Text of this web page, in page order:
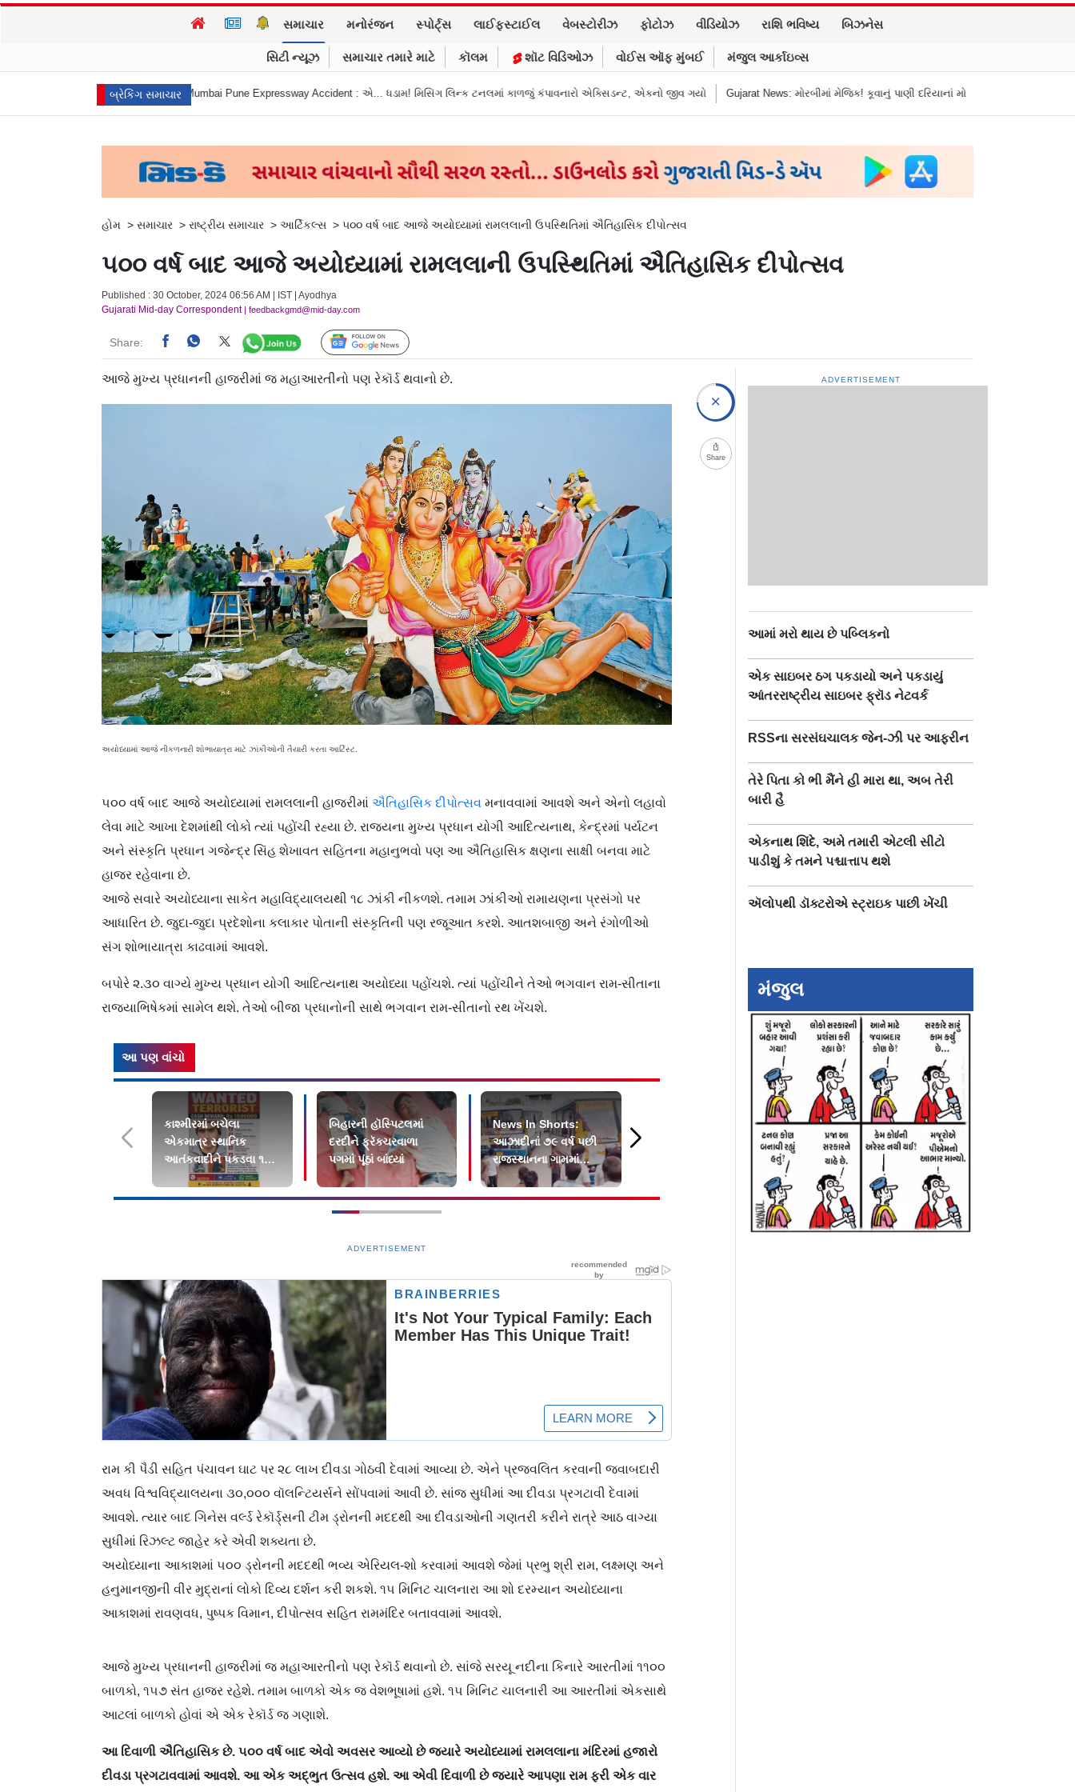
સમાચાર મનોરંજન સ્પોર્ટ્સ લાઈફસ્ટાઈલ વેબસ્ટોરીઝ ફોટોઝ વીડિયોઝ રાશિ ભવિષ્ય બિઝનેસ
સિટી ન્યૂઝ સમાચાર તમારે માટે કૉલમ શૉટ વિડિઓઝ વોઈસ ઑફ મુંબઈ મંજુલ આર્કાઇવ્સ
બ્રેકિંગ સમાચાર
Mumbai Pune Expressway Accident : એ... ધડામ! મિસિંગ લિન્ક ટનલમાં કાળજું કંપાવનારો એક્સિડન્ટ, એકનો જીવ ગયો Gujarat News: મોરબીમાં મેજિક! કૂવાનું પાણી દરિયાનાં મોજાંની જેમ ઊછળવા લાગ્યું, શું કહે છે નિષ્ણાતો?
હોમ > સમાચાર > રાષ્ટ્રીય સમાચાર > આર્ટિકલ્સ > ૫૦૦ વર્ષ બાદ આજે અયોધ્યામાં રામલલાની ઉપસ્થિતિમાં ઐતિહાસિક દીપોત્સવ
૫૦૦ વર્ષ બાદ આજે અયોધ્યામાં રામલલાની ઉપસ્થિતિમાં ઐતિહાસિક દીપોત્સવ
Published : 30 October, 2024 06:56 AM | IST | Ayodhya
Gujarati Mid-day Correspondent| feedbackgmd@mid-day.com
Share: Follow Us
આજે મુખ્ય પ્રધાનની હાજરીમાં જ મહાઆરતીનો પણ રેકૉર્ડ થવાનો છે.
અયોધ્યામાં આજે નીકળનારી શોભાયાત્રા માટે ઝાંકીઓની તૈયારી કરતા આર્ટિસ્ટ.
૫૦૦ વર્ષ બાદ આજે અયોધ્યામાં રામલલાની હાજરીમાં ઐતિહાસિક દીપોત્સવ મનાવવામાં આવશે અને એનો લહાવો
લેવા માટે આખા દેશમાંથી લોકો ત્યાં પહોંચી રહ્યા છે. રાજ્યના મુખ્ય પ્રધાન યોગી આદિત્યનાથ, કેન્દ્રમાં પર્યટન
અને સંસ્કૃતિ પ્રધાન ગજેન્દ્ર સિંહ શેખાવત સહિતના મહાનુભવો પણ આ ઐતિહાસિક ક્ષણના સાક્ષી બનવા માટે
હાજર રહેવાના છે.
આજે સવારે અયોધ્યાના સાકેત મહાવિદ્યાલયથી ૧૮ ઝાંકી નીકળશે. તમામ ઝાંકીઓ રામાયણના પ્રસંગો પર
આધારિત છે. જુદા-જુદા પ્રદેશોના કલાકાર પોતાની સંસ્કૃતિની પણ રજૂઆત કરશે. આતશબાજી અને રંગોળીઓ
સંગ શોભાયાત્રા કાઢવામાં આવશે.
બપોરે ૨.૩૦ વાગ્યે મુખ્ય પ્રધાન યોગી આદિત્યનાથ અયોધ્યા પહોંચશે. ત્યાં પહોંચીને તેઓ ભગવાન રામ-સીતાના
રાજ્યાભિષેકમાં સામેલ થશે. તેઓ બીજા પ્રધાનોની સાથે ભગવાન રામ-સીતાનો રથ ખેંચશે.
આ પણ વાંચો
કાશ્મીરમાં બચેલા
એકમાત્ર સ્થાનિક
આતંકવાદીને પકડવા ૧૫
લાખનું ઇનામ
બિહારની હૉસ્પિટલમાં
દરદીને ફ્રૅક્ચરવાળા
પગમાં પૂંઠાં બાંધ્યાં
News In Shorts:
આઝાદીનાં ૭૯ વર્ષ પછી
રાજસ્થાનના ગામમાં
પહેલી વાર સરકારી બસ
અયોધ્યા રામ મંદિર
દાનચોરી: ભૂતપૂર્વ
અકાઉન્ટ ઇન્ચાર્જનો નવો
ગંભીર આરોપ
ADVERTISEMENT
રામ કી પૈડી સહિત પંચાવન ઘાટ પર ૨૮ લાખ દીવડા ગોઠવી દેવામાં આવ્યા છે. એને પ્રજ્વલિત કરવાની જવાબદારી
અવધ વિશ્વવિદ્યાલયના ૩૦,૦૦૦ વૉલન્ટિયર્સને સોંપવામાં આવી છે. સાંજ સુધીમાં આ દીવડા પ્રગટાવી દેવામાં
આવશે. ત્યાર બાદ ગિનેસ વર્લ્ડ રેકૉર્ડ્સની ટીમ ડ્રોનની મદદથી આ દીવડાઓની ગણતરી કરીને રાત્રે આઠ વાગ્યા
સુધીમાં રિઝલ્ટ જાહેર કરે એવી શક્યતા છે.
અયોધ્યાના આકાશમાં ૫૦૦ ડ્રોનની મદદથી ભવ્ય એરિયલ-શો કરવામાં આવશે જેમાં પ્રભુ શ્રી રામ, લક્ષ્મણ અને
હનુમાનજીની વીર મુદ્રાનાં લોકો દિવ્ય દર્શન કરી શકશે. ૧૫ મિનિટ ચાલનારા આ શો દરમ્યાન અયોધ્યાના
આકાશમાં રાવણવધ, પુષ્પક વિમાન, દીપોત્સવ સહિત રામમંદિર બતાવવામાં આવશે.
આજે મુખ્ય પ્રધાનની હાજરીમાં જ મહાઆરતીનો પણ રેકૉર્ડ થવાનો છે. સાંજે સરયૂ નદીના કિનારે આરતીમાં ૧૧૦૦
બાળકો, ૧૫૭ સંત હાજર રહેશે. તમામ બાળકો એક જ વેશભૂષામાં હશે. ૧૫ મિનિટ ચાલનારી આ આરતીમાં એકસાથે
આટલાં બાળકો હોવાં એ એક રેકૉર્ડ જ ગણાશે.
આ દિવાળી ઐતિહાસિક છે. ૫૦૦ વર્ષ બાદ એવો અવસર આવ્યો છે જ્યારે અયોધ્યામાં રામલલાના મંદિરમાં હજારો
દીવડા પ્રગટાવવામાં આવશે. આ એક અદ્ભુત ઉત્સવ હશે. આ એવી દિવાળી છે જ્યારે આપણા રામ ફરી એક વાર
Share
ADVERTISEMENT
આમાં મરો થાય છે પબ્લિકનો
એક સાઇબર ઠગ પકડાયો અને પકડાયું
આંતરરાષ્ટ્રીય સાઇબર ફ્રૉડ નેટવર્ક
RSSના સરસંઘચાલક જેન-ઝી પર આફરીન
તેરે પિતા કો ભી મૈંને હી મારા થા, અબ તેરી
બારી હૈ
એકનાથ શિંદે, અમે તમારી એટલી સીટો
પાડીશું કે તમને પશ્ચાત્તાપ થશે
ઍલોપથી ડૉક્ટરોએ સ્ટ્રાઇક પાછી ખેંચી
મંજુલ